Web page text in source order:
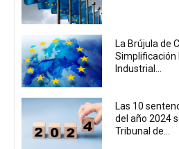
La Brújula de
Simplificación
Industrial...
Las 10
del año 2024
Tribunal de...